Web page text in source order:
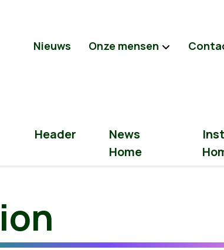
Nieuws Onze mensen
Header
News
Home